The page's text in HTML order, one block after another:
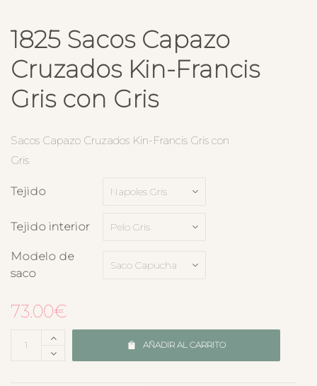
1825 Sacos Capazo
Cruzados Kin-Francis
Gris con Gris
Sacos Capazo Cruzados Kin-Francis Gris con
Gris
Tejido
Tejido interior
Modelo de
saco
73.00€
AÑADIR AL CARRITO